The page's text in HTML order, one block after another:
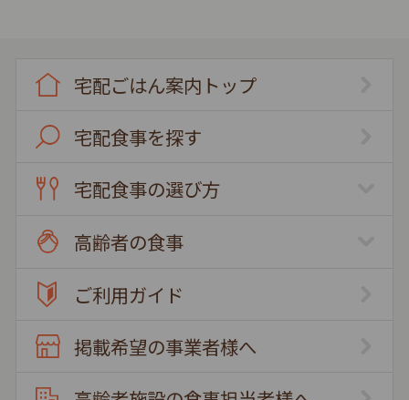
宅配ごはん案内トップ
宅配食事を探す
宅配食事の選び方
高齢者の食事
ご利用ガイド
掲載希望の事業者様へ